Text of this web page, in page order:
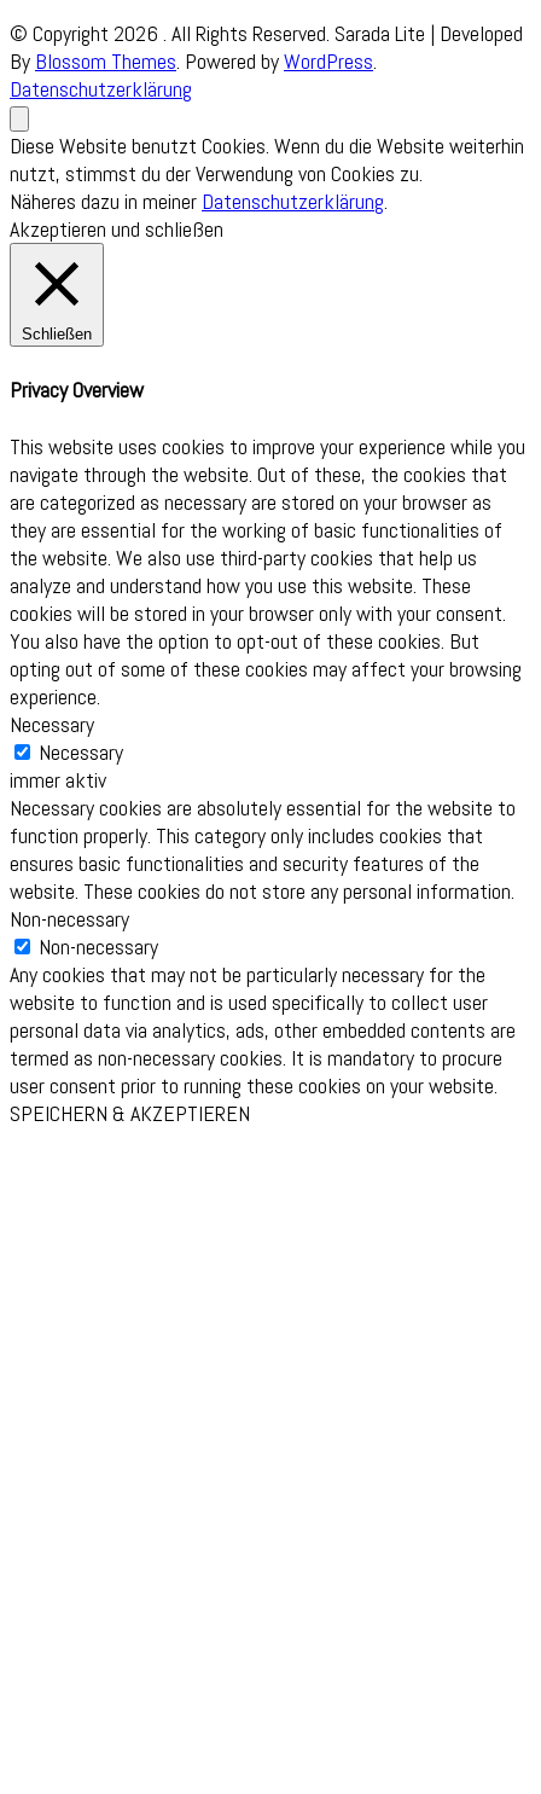
© Copyright 2026 . All Rights Reserved. Sarada Lite | Developed
By Blossom Themes. Powered byWordPress.
Datenschutzerklärung
Diese Website benutzt Cookies. Wenn du die Website weiterhin
nutzt, stimmst du der Verwendung von Cookies zu.
Näheres dazu in meiner Datenschutzerklärung.
Akzeptieren und schließen
Schließen
Privacy Overview
This website uses cookies to improve your experience while you
navigate through the website. Out of these, the cookies that
are categorized as necessary are stored on your browser as
they are essential for the working of basic functionalities of
the website. We also use third-party cookies that help us
analyze and understand how you use this website. These
cookies will be stored in your browser only with your consent.
You also have the option to opt-out of these cookies. But
opting out of some of these cookies may affect your browsing
experience.
Necessary
Necessary
immer aktiv
Necessary cookies are absolutely essential for the website to
function properly. This category only includes cookies that
ensures basic functionalities and security features of the
website. These cookies do not store any personal information.
Non-necessary
Non-necessary
Any cookies that may not be particularly necessary for the
website to function and is used specifically to collect user
personal data via analytics, ads, other embedded contents are
termed as non-necessary cookies. It is mandatory to procure
user consent prior to running these cookies on your website.
SPEICHERN & AKZEPTIEREN